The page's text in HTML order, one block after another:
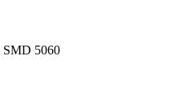
SMD 5060